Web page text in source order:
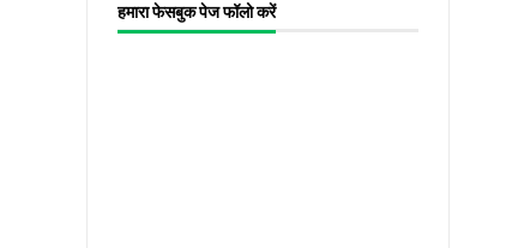
हमारा फेसबुक पेज फॉलो करें